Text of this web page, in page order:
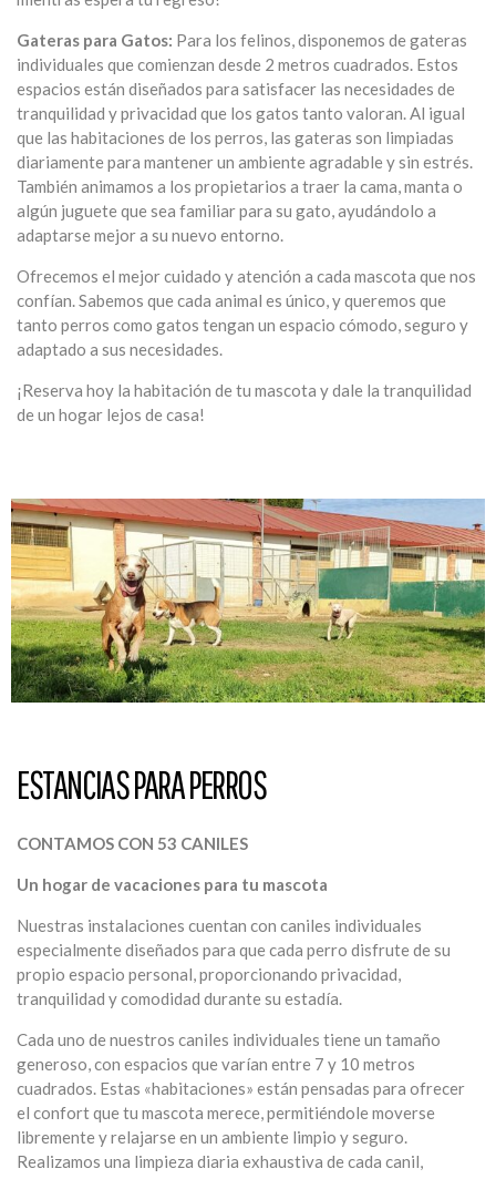
Gateras para Gatos: Para los felinos, disponemos de gateras
individuales que comienzan desde 2 metros cuadrados. Estos
espacios están diseñados para satisfacer las necesidades de
tranquilidad y privacidad que los gatos tanto valoran. Al igual
que las habitaciones de los perros, las gateras son limpiadas
diariamente para mantener un ambiente agradable y sin estrés.
También animamos a los propietarios a traer la cama, manta o
algún juguete que sea familiar para su gato, ayudándolo a
adaptarse mejor a su nuevo entorno.
Ofrecemos el mejor cuidado y atención a cada mascota que nos
confían. Sabemos que cada animal es único, y queremos que
tanto perros como gatos tengan un espacio cómodo, seguro y
adaptado a sus necesidades.
¡Reserva hoy la habitación de tu mascota y dale la tranquilidad
de un hogar lejos de casa!
ESTANCIAS PARA PERROS
CONTAMOS CON 53 CANILES
Un hogar de vacaciones para tu mascota
Nuestras instalaciones cuentan con caniles individuales
especialmente diseñados para que cada perro disfrute de su
propio espacio personal, proporcionando privacidad,
tranquilidad y comodidad durante su estadía.
Cada uno de nuestros caniles individuales tiene un tamaño
generoso, con espacios que varían entre 7 y 10 metros
cuadrados. Estas «habitaciones» están pensadas para ofrecer
el confort que tu mascota merece, permitiéndole moverse
libremente y relajarse en un ambiente limpio y seguro.
Realizamos una limpieza diaria exhaustiva de cada canil,